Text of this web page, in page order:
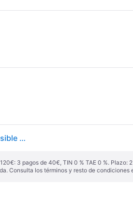
flexi® Neon M Cinta 5 m negro/amarillo neón, correa extensible para perros hasta máx. 25 kg
3 pagos de 40€, TIN 0 % TAE 0 %.
Consulta los términos y resto de condiciones